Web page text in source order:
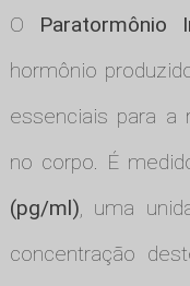
O Paratormônio
hormônio
essenciais para a
no corpo. É
(pg/ml), uma
concentração